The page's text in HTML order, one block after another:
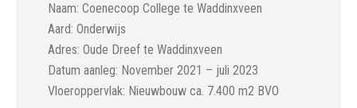
Naam: Coenecoop College te Waddinxveen
Aard: Onderwijs
Adres: Oude Dreef te Waddinxveen
Datum aanleg: November 2021 – juli 2023
Vloeroppervlak: Nieuwbouw ca. 7.400 m2 BVO